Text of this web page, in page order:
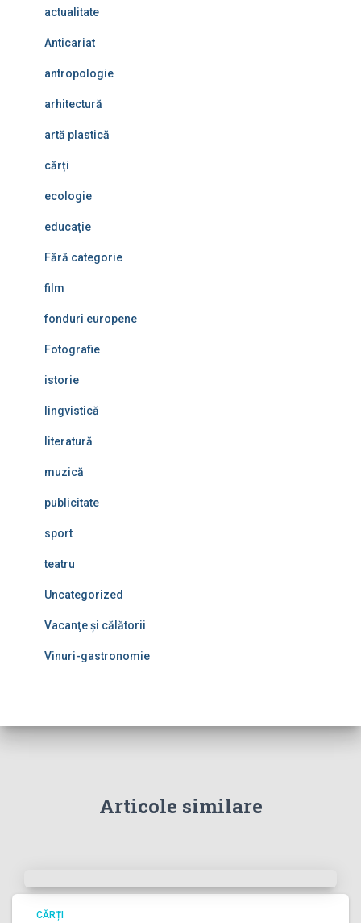
actualitate
Anticariat
antropologie
arhitectură
artă plastică
cărți
ecologie
educaţie
Fără categorie
film
fonduri europene
Fotografie
istorie
lingvistică
literatură
muzică
publicitate
sport
teatru
Uncategorized
Vacanţe şi călătorii
Vinuri-gastronomie
Articole similare
CĂRȚI